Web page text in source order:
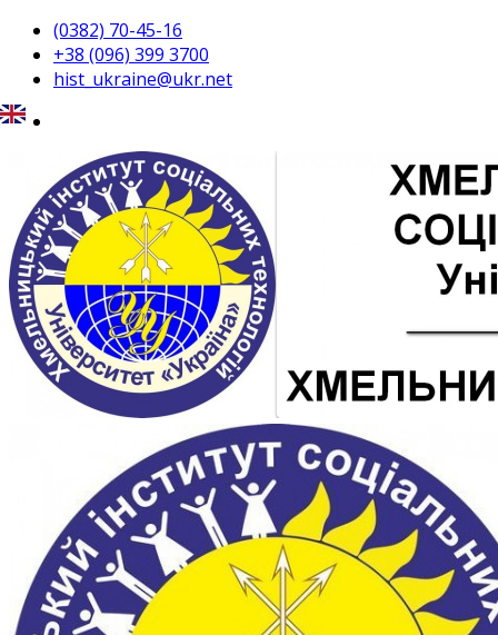
(0382) 70-45-16
+38 (096) 399 3700
hist_ukraine@ukr.net